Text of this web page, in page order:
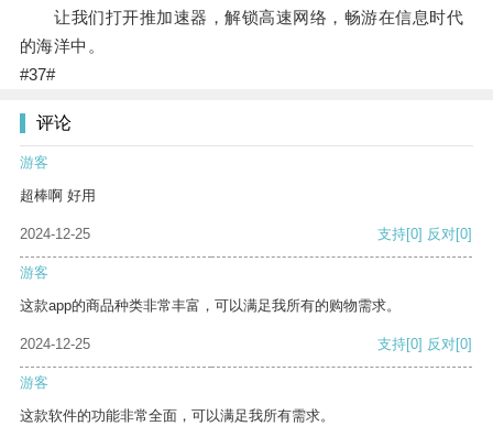
让我们打开推加速器，解锁高速网络，畅游在信息时代
的海洋中。
#37#
评论
游客
超棒啊 好用
2024-12-25 支持[0] 反对[0]
游客
这款app的商品种类非常丰富，可以满足我所有的购物需求。
2024-12-25 支持[0] 反对[0]
游客
这款软件的功能非常全面，可以满足我所有需求。